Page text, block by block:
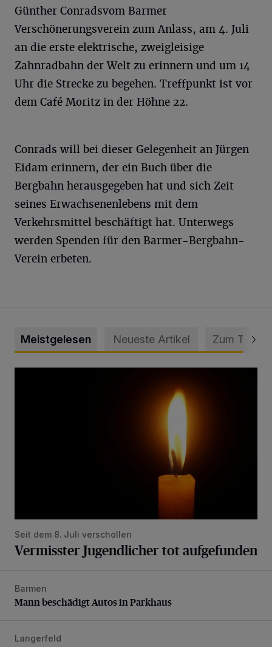
Günther Conradsvom Barmer
Verschönerungsverein zum Anlass, am 4. Juli
an die erste elektrische, zweigleisige
Zahnradbahn der Welt zu erinnern und um 14
Uhr die Strecke zu begehen. Treffpunkt ist vor
dem Café Moritz in der Höhne 22.
Conrads will bei dieser Gelegenheit an Jürgen
Eidam erinnern, der ein Buch über die
Bergbahn herausgegeben hat und sich Zeit
seines Erwachsenenlebens mit dem
Verkehrsmittel beschäftigt hat. Unterwegs
werden Spenden für den Barmer-Bergbahn-
Verein erbeten.
Meistgelesen Neueste Artikel Zum Thema
Seit dem 8. Juli verschollen
Vermisster Jugendlicher tot aufgefunden
Mann beschädigt Autos in Parkhaus
Barmen
Mann beschädigt Autos in Parkhaus
Feuerwehr-Einsatz wegen brennender Matratze
Langerfeld